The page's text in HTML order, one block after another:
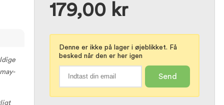
179,00 kr
Denne er ikke på lager i øjeblikket. Få
besked når den er her igen
Send